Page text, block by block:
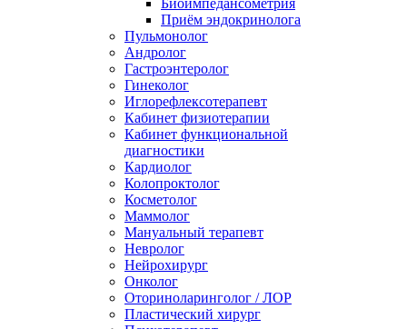
Биоимпедансометрия
Приём эндокринолога
Пульмонолог
Андролог
Гастроэнтеролог
Гинеколог
Иглорефлексотерапевт
Кабинет физиотерапии
Кабинет функциональной
диагностики
Кардиолог
Колопроктолог
Косметолог
Маммолог
Мануальный терапевт
Невролог
Нейрохирург
Онколог
Оториноларинголог / ЛОР
Пластический хирург